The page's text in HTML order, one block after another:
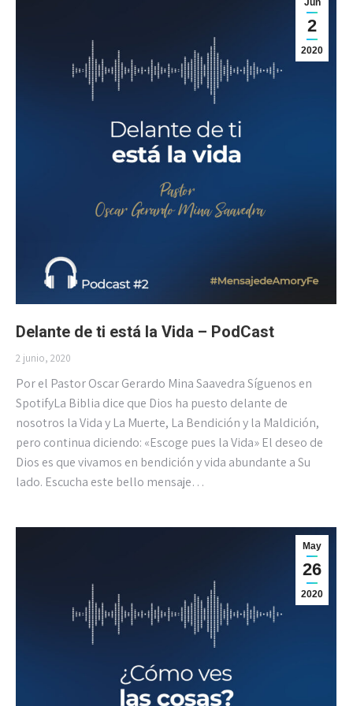
Jun
2
2020
Delante de ti está la Vida – PodCast
2 junio, 2020
Por el Pastor Oscar Gerardo Mina Saavedra Síguenos en
SpotifyLa Biblia dice que Dios ha puesto delante de
nosotros la Vida y La Muerte, La Bendición y la Maldición,
pero continua diciendo: «Escoge pues la Vida» El deseo de
Dios es que vivamos en bendición y vida abundante a Su
lado. Escucha este bello mensaje…
May
26
2020